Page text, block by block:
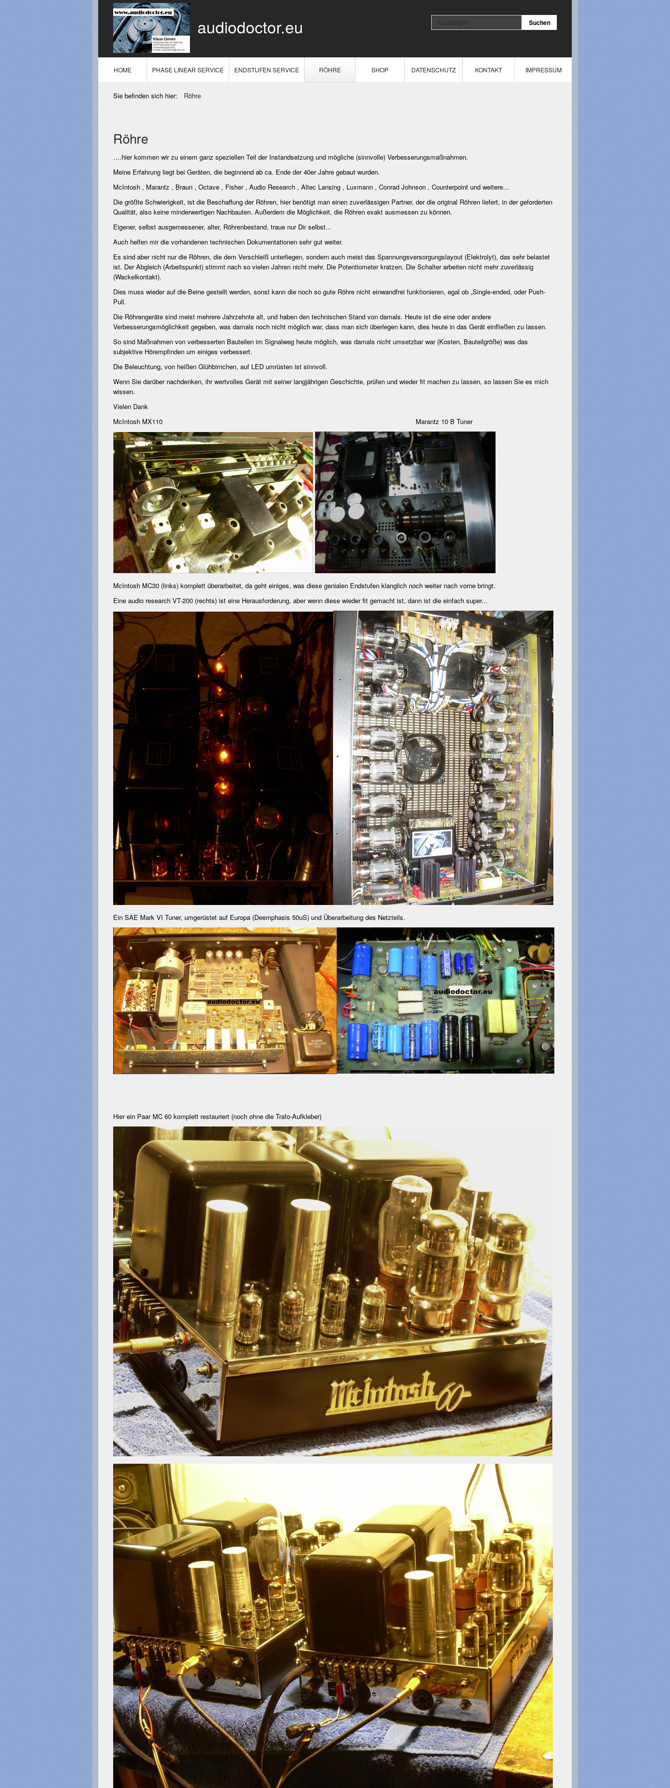
audiodoctor.eu
HOME PHASE LINEAR SERVICE ENDSTUFEN SERVICE RÖHRE SHOP DATENSCHUTZ KONTAKT IMPRESSUM
Sie befinden sich hier: Röhre
Röhre
….hier kommen wir zu einem ganz speziellen Teil der Instandsetzung und mögliche (sinnvolle) Verbesserungsmaßnahmen.
Meine Erfahrung liegt bei Geräten, die beginnend ab ca. Ende der 40er Jahre gebaut wurden.
McIntosh , Marantz , Braun , Octave , Fisher , Audio Research , Altec Lansing , Luxmann , Conrad Johnson , Counterpoint und weitere...
Die größte Schwierigkeit, ist die Beschaffung der Röhren, hier benötigt man einen zuverlässigen Partner, der die original Röhren liefert, in der geforderten
Qualität, also keine minderwertigen Nachbauten. Außerdem die Möglichkeit, die Röhren exakt ausmessen zu können.
Eigener, selbst ausgemessener, alter, Röhrenbestand, traue nur Dir selbst...
Auch helfen mir die vorhandenen technischen Dokumentationen sehr gut weiter.
Es sind aber nicht nur die Röhren, die dem Verschleiß unterliegen, sondern auch meist das Spannungsversorgungslayout (Elektrolyt), das sehr belastet
ist. Der Abgleich (Arbeitspunkt) stimmt nach so vielen Jahren nicht mehr. Die Potentiometer kratzen. Die Schalter arbeiten nicht mehr zuverlässig
(Wackelkontakt).
Dies muss wieder auf die Beine gestellt werden, sonst kann die noch so gute Röhre nicht einwandfrei funktionieren, egal ob „Single-ended, oder Push-
Pull.
Die Röhrengeräte sind meist mehrere Jahrzehnte alt, und haben den technischen Stand von damals. Heute ist die eine oder andere
Verbesserungsmöglichkeit gegeben, was damals noch nicht möglich war, dass man sich überlegen kann, dies heute in das Gerät einfließen zu lassen.
So sind Maßnahmen von verbesserten Bauteilen im Signalweg heute möglich, was damals nicht umsetzbar war (Kosten, Bauteilgröße) was das
subjektive Hörempfinden um einiges verbessert.
Die Beleuchtung, von heißen Glühbirnchen, auf LED umrüsten ist sinnvoll.
Wenn Sie darüber nachdenken, ihr wertvolles Gerät mit seiner langjährigen Geschichte, prüfen und wieder fit machen zu lassen, so lassen Sie es mich
wissen.
Vielen Dank
McIntosh MX110 Marantz 10 B Tuner
McIntosh MC30 (links) komplett überarbeitet, da geht einiges, was diese genialen Endstufen klanglich noch weiter nach vorne bringt.
Eine audio research VT-200 (rechts) ist eine Herausforderung, aber wenn diese wieder fit gemacht ist, dann ist die einfach super...
Ein SAE Mark VI Tuner, umgerüstet auf Europa (Deemphasis 50uS) und Überarbeitung des Netzteils.
Hier ein Paar MC 60 komplett restauriert (noch ohne die Trafo-Aufkleber)